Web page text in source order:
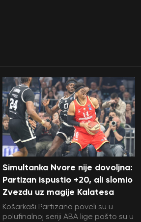
Simultanka Nvore nije dovoljna:
Partizan ispustio +20, ali slomio
Zvezdu uz magije Kalatesa
Košarkaši Partizana poveli su u
polufinalnoj seriji ABA lige pošto su u